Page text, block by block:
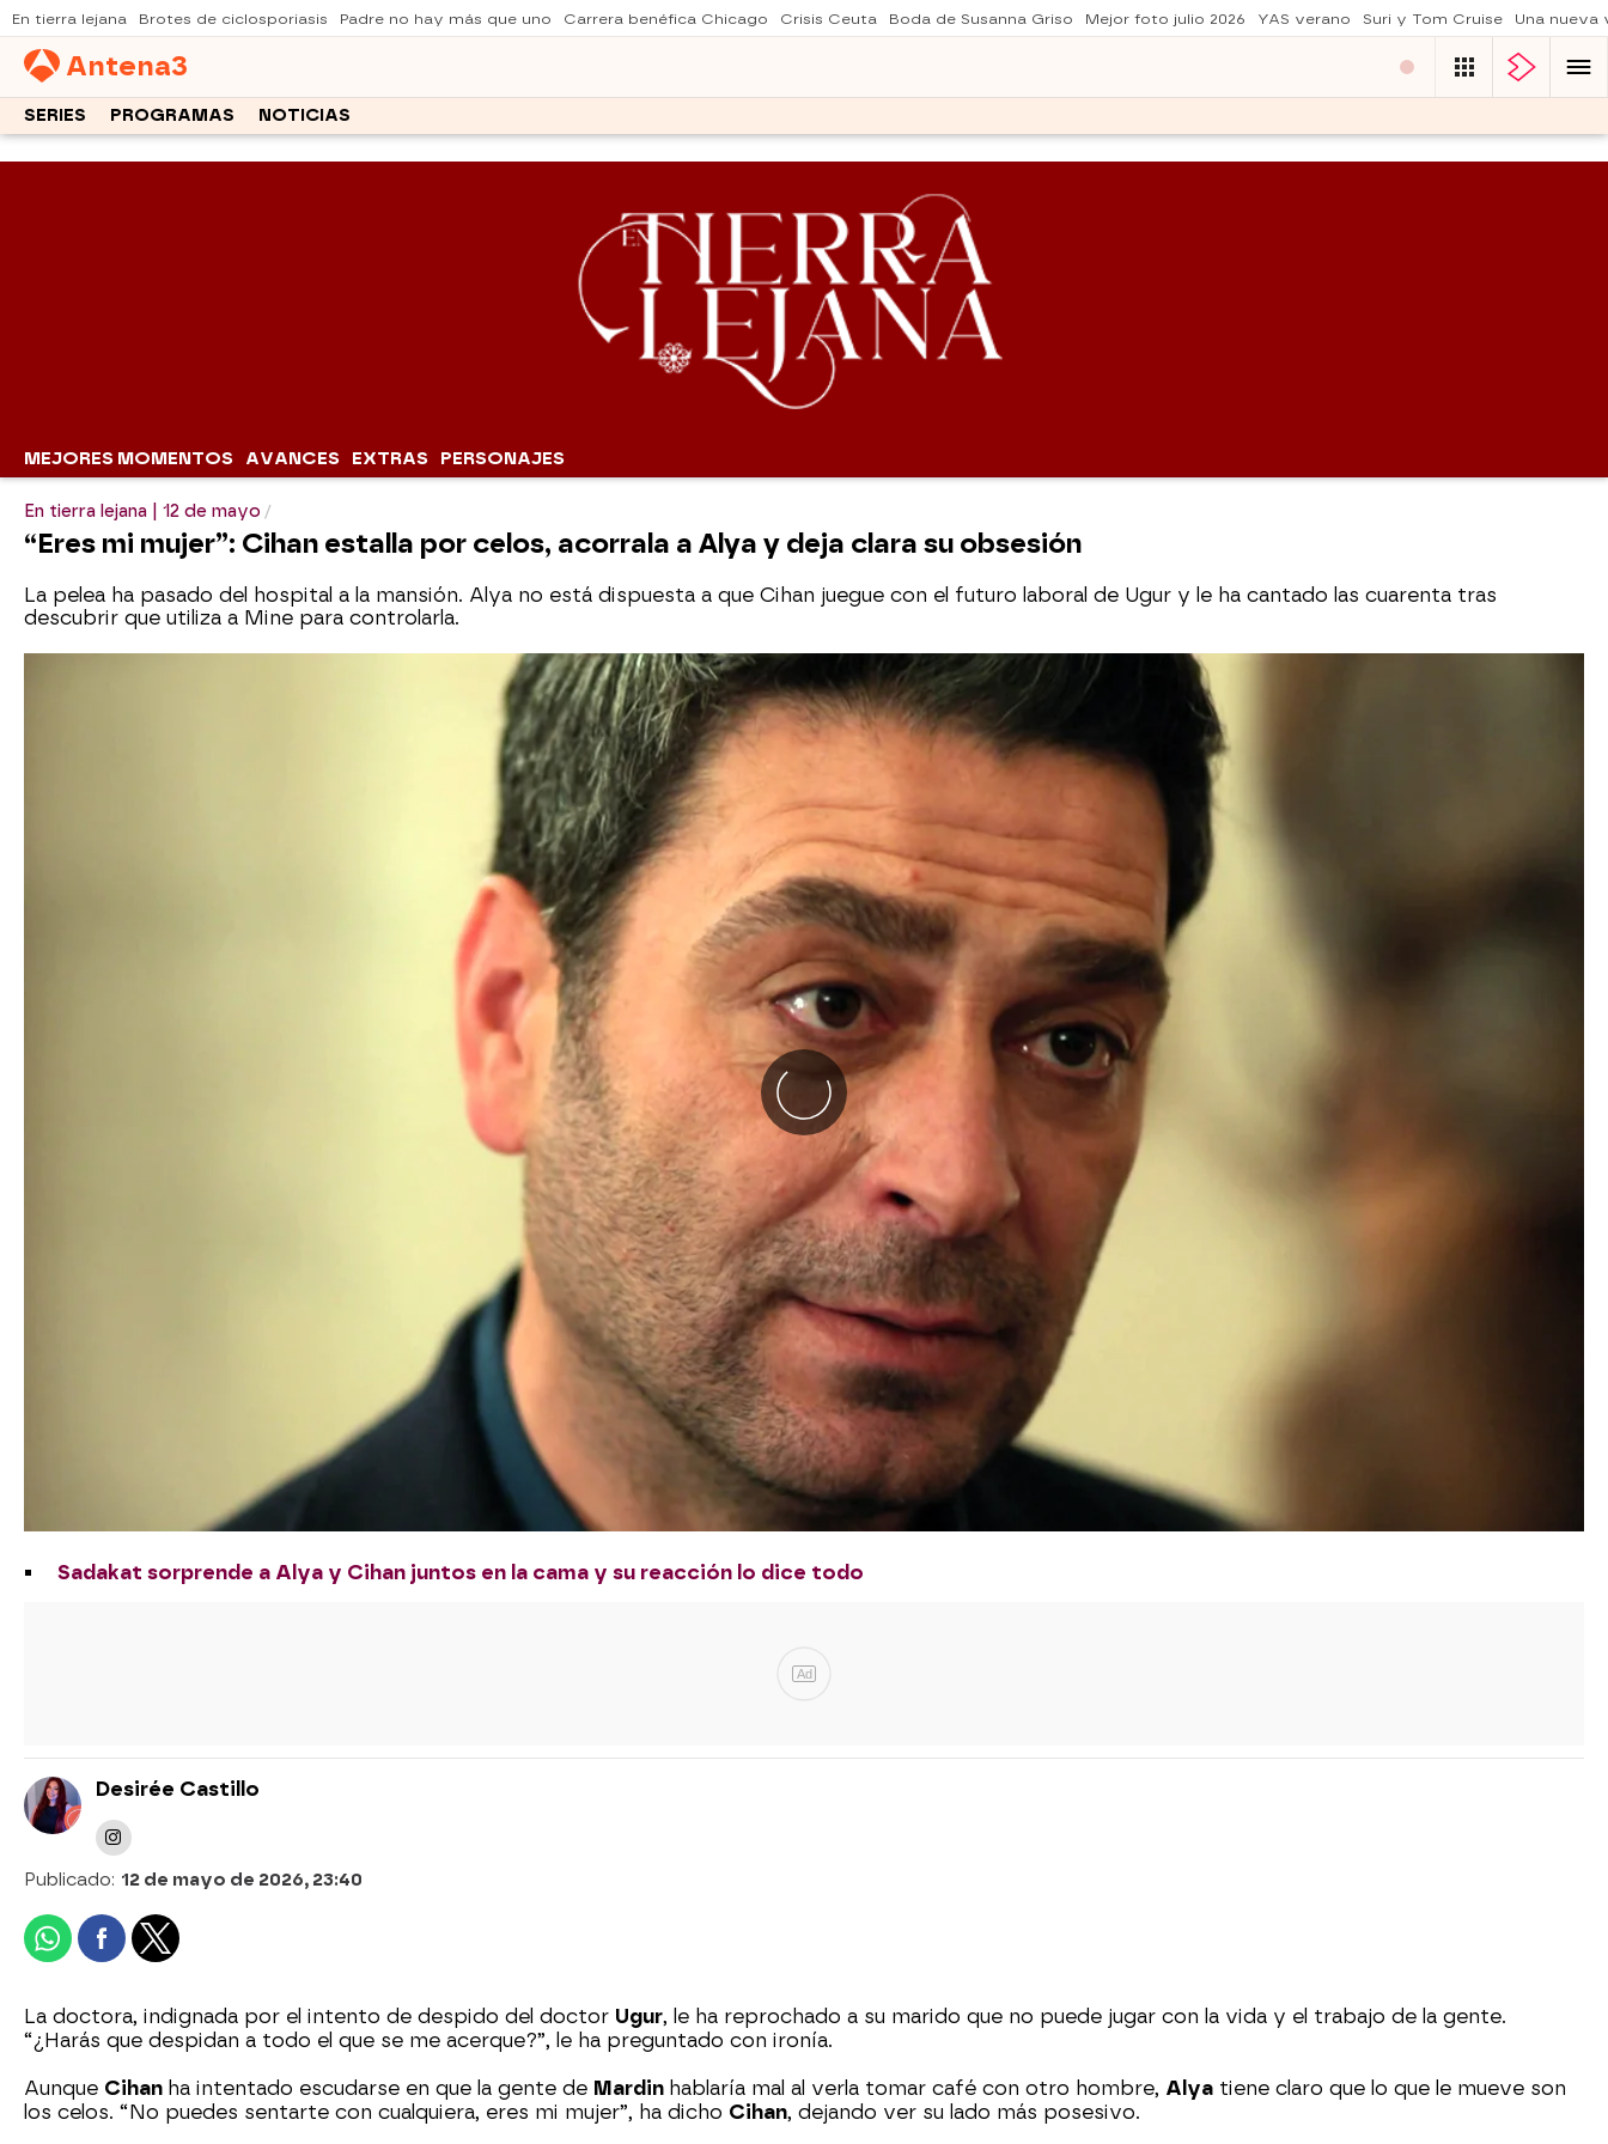
En tierra lejana Brotes de ciclosporiasis Padre no hay más que uno Carrera benéfica Chicago Crisis Ceuta Boda de Susanna Griso Mejor foto julio 2026 YAS verano Suri y Tom Cruise Una nueva
Antena3
SERIES PROGRAMAS NOTICIAS
MEJORES MOMENTOS AVANCES EXTRAS PERSONAJES
En tierra lejana | 12 de mayo
“Eres mi mujer”: Cihan estalla por celos, acorrala a Alya y deja clara su obsesión
La pelea ha pasado del hospital a la mansión. Alya no está dispuesta a que Cihan juegue con el futuro laboral de Ugur y le ha cantado las cuarenta tras
descubrir que utiliza a Mine para controlarla.
Sadakat sorprende a Alya y Cihan juntos en la cama y su reacción lo dice todo
Ad
Desirée Castillo
Publicado: 12 de mayo de 2026, 23:40
La doctora, indignada por el intento de despido del doctor Ugur, le ha reprochado a su marido que no puede jugar con la vida y el trabajo de la gente.
“¿Harás que despidan a todo el que se me acerque?”, le ha preguntado con ironía.
Aunque Cihan ha intentado escudarse en que la gente de Mardin hablaría mal al verla tomar café con otro hombre, Alya tiene claro que lo que le mueve son
los celos. “No puedes sentarte con cualquiera, eres mi mujer”, ha dicho Cihan, dejando ver su lado más posesivo.